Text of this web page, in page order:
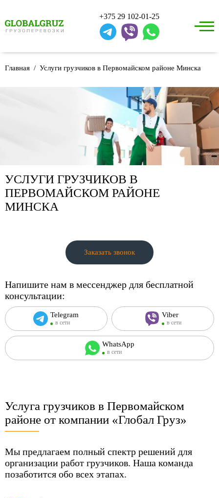
+375 29 102-01-25
Главная Услуги грузчиков в Первомайском районе Минска
УСЛУГИ ГРУЗЧИКОВ В
ПЕРВОМАЙСКОМ РАЙОНЕ
МИНСКА
Заказать звонок
Напишите нам в мессенджер для бесплатной
консультации:
Telegram
в сети
Viber
в сети
WhatsApp
в сети
Услуга грузчиков в Первомайском
районе от компании «Глобал Груз»
Мы предлагаем полный спектр решений для
организации работ грузчиков. Наша команда
позаботится обо всех этапах.